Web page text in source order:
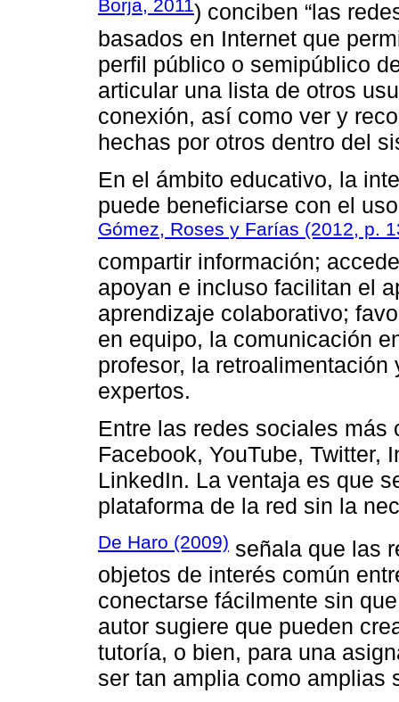
Borja, 2011) conciben “las
basados en Internet que
perfil público o semipúblico
articular una lista de otros
conexión, así como ver y
hechas por otros dentro del
En el ámbito educativo, la
puede beneficiarse con el
Gómez, Roses y Farías (2012, p.
compartir información;
apoyan e incluso facilitan el
aprendizaje colaborativo;
en equipo, la comunicación
profesor, la
expertos.
Entre las redes sociales
Facebook, YouTube, Twitter,
LinkedIn. La ventaja es que
plataforma de la red sin la
De Haro (2009) señala que las
objetos de interés común
conectarse fácilmente sin
autor sugiere que pueden
tutoría, o bien, para una
ser tan amplia como amplias